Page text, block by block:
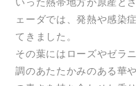
ェーダでは、発熱や感染
てきました。
その葉にはローズやゼラ
調のあたたかみのある華